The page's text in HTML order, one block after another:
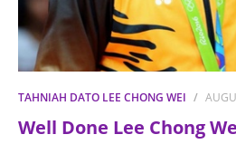
TAHNIAH DATO LEE CHONG WEI
Well Done Lee Chong